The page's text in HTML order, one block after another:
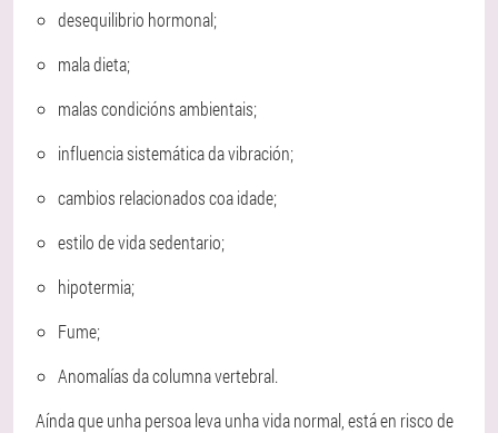
desequilibrio hormonal;
mala dieta;
malas condicións ambientais;
influencia sistemática da vibración;
cambios relacionados coa idade;
estilo de vida sedentario;
hipotermia;
Fume;
Anomalías da columna vertebral.
Aínda que unha persoa leva unha vida normal, está en risco de